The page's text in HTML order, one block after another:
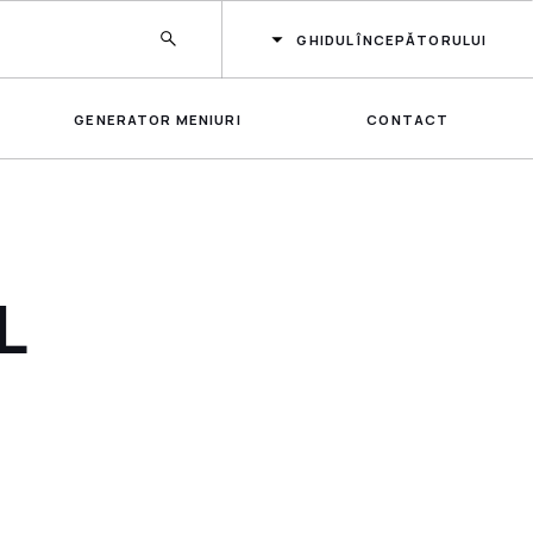
GHIDUL ÎNCEPĂTORULUI
GENERATOR MENIURI CONTACT